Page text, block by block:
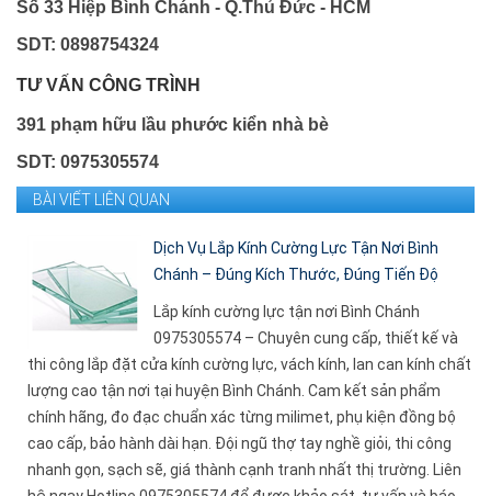
Số 33 Hiệp Bình Chánh - Q.Thủ Đức - HCM
SDT: 0898754324
TƯ VẤN CÔNG TRÌNH
391 phạm hữu lầu phước kiển nhà bè
SDT: 0975305574
BÀI VIẾT LIÊN QUAN
Dịch Vụ Lắp Kính Cường Lực Tận Nơi Bình
Chánh – Đúng Kích Thước, Đúng Tiến Độ
Lắp kính cường lực tận nơi Bình Chánh
0975305574 – Chuyên cung cấp, thiết kế và
thi công lắp đặt cửa kính cường lực, vách kính, lan can kính chất
lượng cao tận nơi tại huyện Bình Chánh. Cam kết sản phẩm
chính hãng, đo đạc chuẩn xác từng milimet, phụ kiện đồng bộ
cao cấp, bảo hành dài hạn. Đội ngũ thợ tay nghề giỏi, thi công
nhanh gọn, sạch sẽ, giá thành cạnh tranh nhất thị trường. Liên